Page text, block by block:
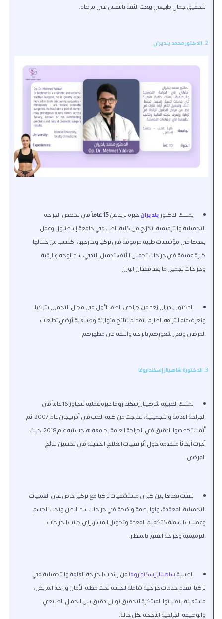
لتحقيق جمال طبيعي يبعث الثقة بالنفس لدى مرضاه.
2. الدكتور محمد يلديران
يمتلك الدكتور يلديرانخبرة تزيد عن15 عاماً
في تخصص الجراحة
التجميلية والترميمية، تخرّج من كلية الطب في جامعة إسطنبول وعمل
بعدها في مؤسسات طبية مرموقة في تركيا وخارجها، اكتسب من خلالها
خبرة عميقة في جراحات تجميل الأنف، تجميل الثدي، شد الوجه والرقبة،
وجراحات تجميل ما بعد فقدان الوزن
الدكتور يلديران يُعد من جراحي الصف الأول في مجال التجميل بتركيا،
ويُعرف عنه التزامه الصارم بتقديم نتائج متوازنة وطبيعية تُرضي تطلعات
المرضى وتعزز شعورهم بالراحة والثقة في مظهرهم
3. الدكتورة شاهيناز إسكنداروفا
تمتلك الطبيبة شاهيناز إسكنداروفا خبرة عملية تتجاوز 16 عاماً في
الجراحة العامة والتجميلية، تخرجت من كلية الطب في أذربيجان عام 2007، ثم
أتمت تخصصها الدقيق في الجراحة العامة بجامعة هاجت تبه عام 2018، حيث
أجرت أبحاثاً متقدمة حول أثر تقنيات العلاج الحديثة في تحسين نتائج
المرضى.
تنقلت بعدها بين كبرى مستشفيات تركيا مع تركيز خاص على العمليات
التجميلية المعقدة، ولها بصمة واضحة في جراحات شد البطن ونحت الجسم
وعمليات السمنة كتكميم المعدة وتحويل المسار، إلى جانب الجراحات
الترميمية وجراحة الفتق بالمنظار.
الطبيبةشاهيناز إسكنداروفامن رائدات الجراحة العامة والتجميلية في
تركيا، تقدم خدمات جراحية شاملة للجسم تحت مظلة الأمان وراحة المريض،
مستعينة بتقنياتها المبتكرة لتحقيق توازن دقيق بين الجمال الطبيعي
والوظيفة الجراحية الناجحة لكل حالة.